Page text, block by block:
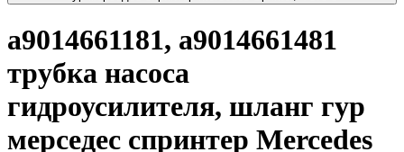
a9014661181, a9014661481
трубка насоса
гидроусилителя, шланг гур
мерседес спринтер Mercedes